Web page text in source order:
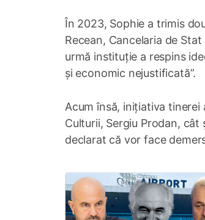
În 2023, Sophie a trimis
Recean, Cancelaria de
urmă instituție a respins
și economic nejustificată”.
Acum însă, inițiativa
Culturii, Sergiu Prodan,
declarat că vor face